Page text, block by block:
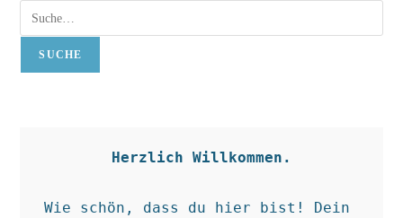
Suche
SUCHE
Herzlich Willkommen.
Wie schön, dass du hier bist! Dein